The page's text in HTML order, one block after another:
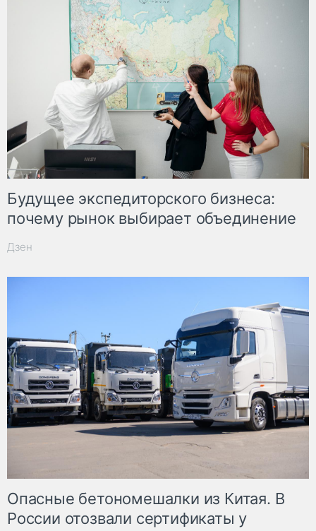
Будущее экспедиторского бизнеса:
почему рынок выбирает объединение
Дзен
Опасные бетономешалки из Китая. В
России отозвали сертификаты у